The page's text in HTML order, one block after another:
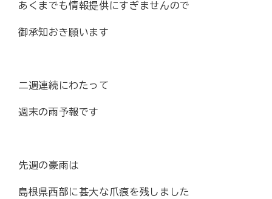
あくまでも情報提供にすぎませんので
御承知おき願います
二週連続にわたって
週末の雨予報です
先週の豪雨は
島根県西部に甚大な爪痕を残しました